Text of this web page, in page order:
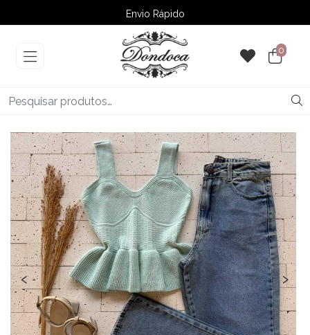
Envio Rápido
➚ Ofertas– Até 60% OFF
0
‹ ›